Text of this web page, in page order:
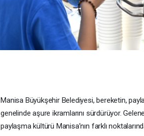
Manisa Büyükşehir Belediyesi, bereketin,
genelinde aşure ikramlarını sürdürüyor.
paylaşma kültürü Manisa’nın farklı